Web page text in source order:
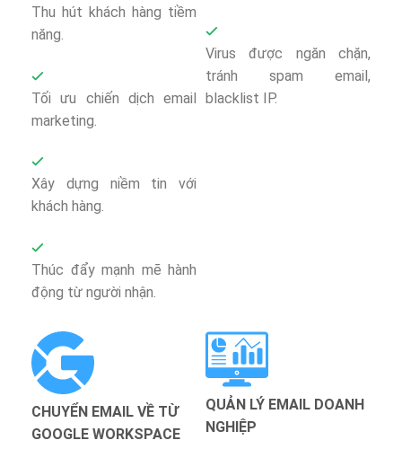
Thu hút khách hàng tiềm
năng.
Tối ưu chiến dịch email
marketing.
Xây dựng niềm tin với
khách hàng.
Thúc đẩy mạnh mẽ hành
động từ người nhận.
Virus được ngăn chặn,
tránh spam email,
blacklist IP.
CHUYỂN EMAIL VỀ TỪ
GOOGLE WORKSPACE
QUẢN LÝ EMAIL DOANH
NGHIỆP